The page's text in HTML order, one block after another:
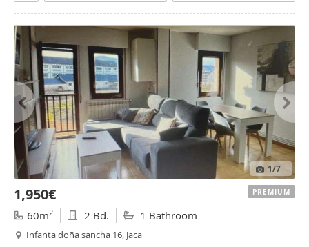
1/7
1,950€
60m2 2 Bd. 1 Bathroom
Infanta doña sancha 16, Jaca
PREMIUM